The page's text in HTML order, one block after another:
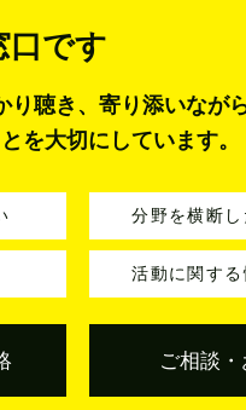
口です
聴き、寄り添いながら
を大切にしています。
分野を横断
活動に関す
ご相談